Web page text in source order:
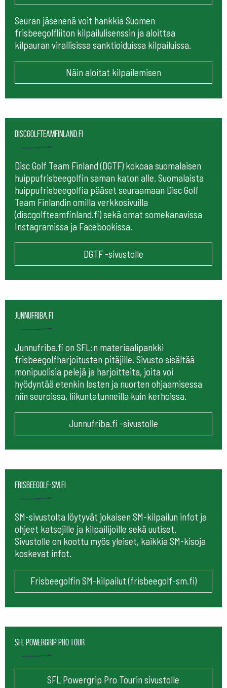
Seuran jäsenenä voit hankkia Suomen
frisbeegolfliiton kilpailulisenssin ja aloittaa
kilpauran virallisissa sanktioiduissa kilpailuissa.
Näin aloitat kilpailemisen
Discgolfteamfinland.fi
Disc Golf Team Finland (DGTF) kokoaa suomalaisen
huippufrisbeegolfin saman katon alle. Suomalaista
huippufrisbeegolfia pääset seuraamaan Disc Golf
Team Finlandin omilla verkkosivuilla
(discgolfteamfinland.fi) sekä omat somekanavissa
Instagramissa ja Facebookissa.
DGTF -sivustolle
Junnufriba.fi
Junnufriba.fi on SFL:n materiaalipankki
frisbeegolfharjoitusten pitäjille. Sivusto sisältää
monipuolisia pelejä ja harjoitteita, joita voi
hyödyntää etenkin lasten ja nuorten ohjaamisessa
niin seuroissa, liikuntatunneilla kuin kerhoissa.
Junnufriba.fi -sivustolle
frisbeegolf-sm.fi
SM-sivustolta löytyvät jokaisen SM-kilpailun infot ja
ohjeet katsojille ja kilpailijoille sekä uutiset.
Sivustolle on koottu myös yleiset, kaikkia SM-kisoja
koskevat infot.
Frisbeegolfin SM-kilpailut (frisbeegolf-sm.fi)
SFL Powergrip Pro Tour
SFL Powergrip Pro Tourin sivustolle